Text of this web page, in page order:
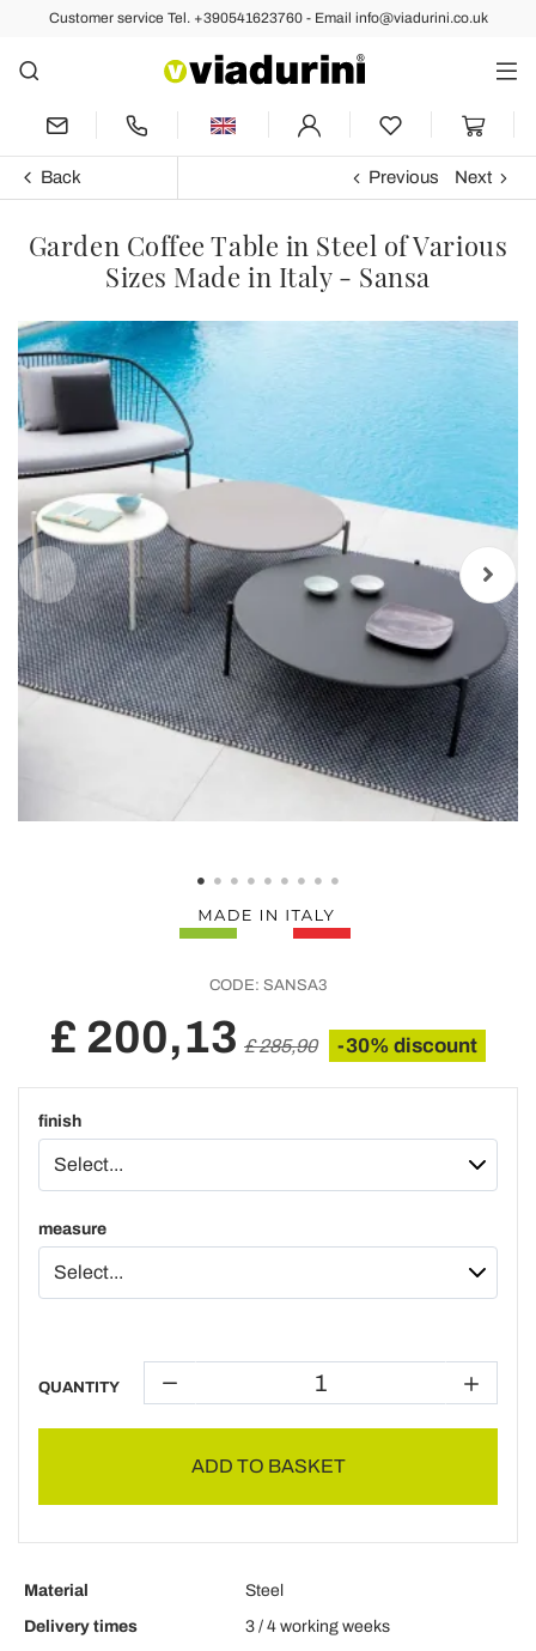
Customer service Tel. +390541623760 - Email info@viadurini.co.uk
Back Previous Next
Garden Coffee Table in Steel of Various
Sizes Made in Italy - Sansa
CODE: SANSA3
£ 200,13 £ 285,90 -30% discount
finish
measure
QUANTITY
ADD TO BASKET
Material
Steel
Delivery times
3 / 4 working weeks